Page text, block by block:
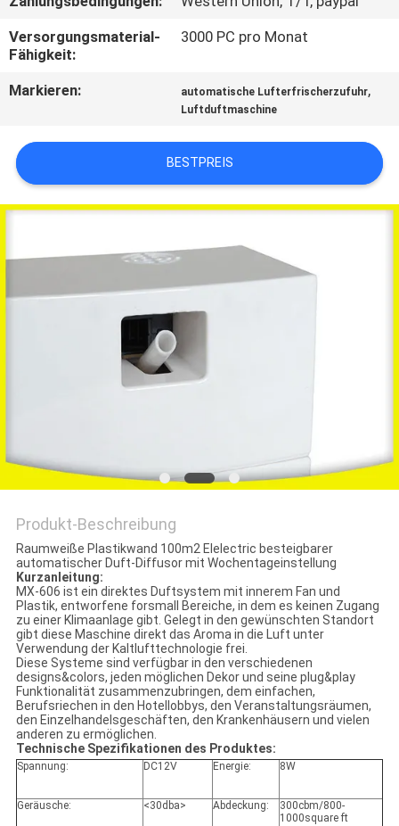
VERBINDUNG
SIE EIN
ONLINE
Versorgungsmaterial-
Fähigkeit:
3000 PC pro Monat
Markieren: automatische Lufterfrischerzufuhr,
Luftduftmaschine
BESTPREIS
Produkt-Beschreibung
Raumweiße Plastikwand 100m2 Elelectric besteigbarer
automatischer Duft-Diffusor mit Wochentageinstellung
Kurzanleitung:
MX-606 ist ein direktes Duftsystem mit innerem Fan und
Plastik, entworfene forsmall Bereiche, in dem es keinen Zugang
zu einer Klimaanlage gibt. Gelegt in den gewünschten Standort
gibt diese Maschine direkt das Aroma in die Luft unter
Verwendung der Kaltlufttechnologie frei.
Diese Systeme sind verfügbar in den verschiedenen
designs&colors, jeden möglichen Dekor und seine plug&play
Funktionalität zusammenzubringen, dem einfachen,
Berufsriechen in den Hotellobbys, den Veranstaltungsräumen,
den Einzelhandelsgeschäften, den Krankenhäusern und vielen
anderen zu ermöglichen.
Technische Spezifikationen des Produktes:
Spannung: DC12V Energie: 8W
Geräusche: <30dba> Abdeckung:
300cbm/800-
1000square ft